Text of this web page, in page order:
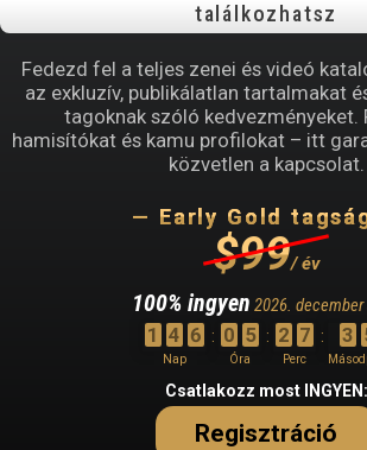
találkozhatsz
Fedezd fel a teljes zenei és videó
az exkluzív, publikálatlan tartalmakat
tagoknak szóló kedvezményeket.
hamisítókat és kamu profilokat – itt
közvetlen a kapcsolat.
— Early Gold
$99/ év
100% ingyen 2026. december
1 4 6
Nap
: 0 5
Óra
: 2 7
Perc
: 3
ends
Csatlakozz most INGYEN:
Regisztráció